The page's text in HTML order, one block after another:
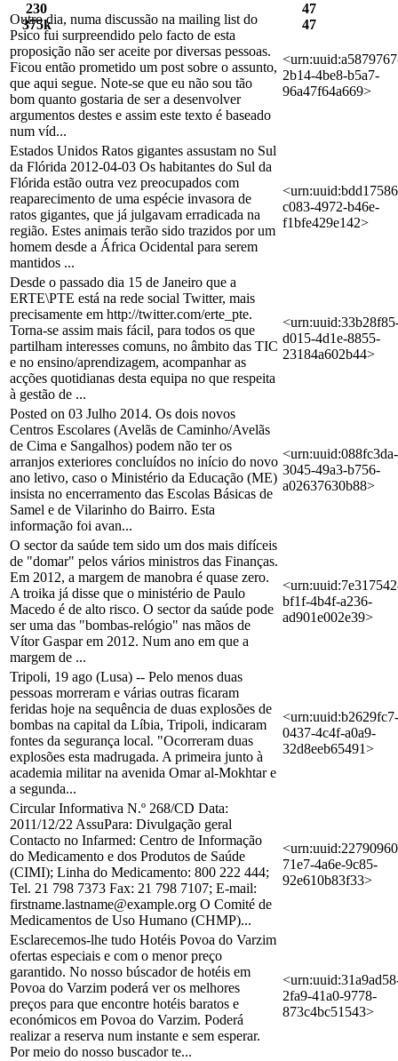
230
375k
47
47
Outro dia, numa discussão na mailing list do
Psico fui surpreendido pelo facto de esta
proposição não ser aceite por diversas pessoas.
Ficou então prometido um post sobre o assunto,
que aqui segue. Note-se que eu não sou tão
bom quanto gostaria de ser a desenvolver
argumentos destes e assim este texto é baseado
num víd...
2b14-4be8-b5a7-
96a47f64a669>
Estados Unidos Ratos gigantes assustam no Sul
da Flórida 2012-04-03 Os habitantes do Sul da
Flórida estão outra vez preocupados com
reaparecimento de uma espécie invasora de
ratos gigantes, que já julgavam erradicada na
região. Estes animais terão sido trazidos por um
homem desde a África Ocidental para serem
mantidos ...
c083-4972-b46e-
f1bfe429e142>
Desde o passado dia 15 de Janeiro que a
ERTE\PTE está na rede social Twitter, mais
precisamente em http://twitter.com/erte_pte.
Torna-se assim mais fácil, para todos os que
partilham interesses comuns, no âmbito das TIC
e no ensino/aprendizagem, acompanhar as
acções quotidianas desta equipa no que respeita
à gestão de ...
d015-4d1e-8855-
23184a602b44>
Posted on 03 Julho 2014. Os dois novos
Centros Escolares (Avelãs de Caminho/Avelãs
de Cima e Sangalhos) podem não ter os
arranjos exteriores concluídos no início do novo
ano letivo, caso o Ministério da Educação (ME)
insista no encerramento das Escolas Básicas de
Samel e de Vilarinho do Bairro. Esta
informação foi avan...
<urn:uuid:088fc3da-
3045-49a3-b756-
a02637630b88>
O sector da saúde tem sido um dos mais difíceis
de "domar" pelos vários ministros das Finanças.
Em 2012, a margem de manobra é quase zero.
A troika já disse que o ministério de Paulo
Macedo é de alto risco. O sector da saúde pode
ser uma das "bombas-relógio" nas mãos de
Vítor Gaspar em 2012. Num ano em que a
margem de ...
bf1f-4b4f-a236-
ad901e002e39>
Tripoli, 19 ago (Lusa) -- Pelo menos duas
pessoas morreram e várias outras ficaram
feridas hoje na sequência de duas explosões de
bombas na capital da Líbia, Tripoli, indicaram
fontes da segurança local. "Ocorreram duas
explosões esta madrugada. A primeira junto à
academia militar na avenida Omar al-Mokhtar e
a segunda...
<urn:uuid:b2629fc7-
0437-4c4f-a0a9-
32d8eeb65491>
Circular Informativa N.º 268/CD Data:
2011/12/22 AssuPara: Divulgação geral
Contacto no Infarmed: Centro de Informação
do Medicamento e dos Produtos de Saúde
(CIMI); Linha do Medicamento: 800 222 444;
Tel. 21 798 7373 Fax: 21 798 7107; E-mail:
firstname.lastname@example.org O Comité de
Medicamentos de Uso Humano (CHMP)...
71e7-4a6e-9c85-
92e610b83f33>
Esclarecemos-lhe tudo Hotéis Povoa do Varzim
ofertas especiais e com o menor preço
garantido. No nosso búscador de hotéis em
Povoa do Varzim poderá ver os melhores
preços para que encontre hotéis baratos e
económicos em Povoa do Varzim. Poderá
realizar a reserva num instante e sem esperar.
Por meio do nosso buscador te...
2fa9-41a0-9778-
873c4bc51543>